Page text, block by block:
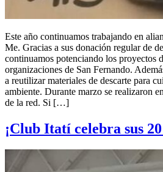
Este año continuamos trabajando en
Me. Gracias a sus donación regular de
continuamos potenciando los proyectos
organizaciones de San Fernando.
a reutilizar materiales de descarte para
ambiente. Durante marzo se realizaron
de la red. Si […]
¡Club Itatí celebra sus